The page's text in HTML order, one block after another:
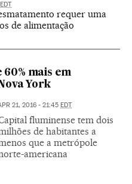
EDT
requer uma
de alimentação
mais em
York
21, 2016 - 21:45 EDT
fluminense tem dois
de habitantes a
que a metrópole
americana